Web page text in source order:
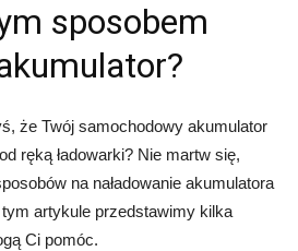
sposobem
że Twój samochodowy akumulator
ręką ładowarki? Nie martw się,
na naładowanie akumulatora
artykule przedstawimy kilka
Ci pomóc.